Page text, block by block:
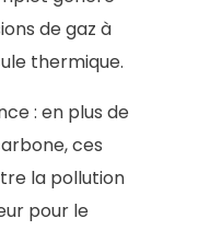
de gaz à
thermique.
: en plus de
ces
la pollution
pour le